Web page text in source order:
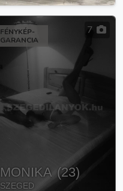
FÉNYKÉP-
GARANCIA
7
MONIKA (23)
SZEGED